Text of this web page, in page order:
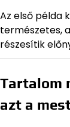
Az első példa
természetes,
részesítik
Tartalom
azt a